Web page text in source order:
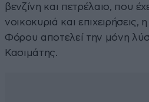
βενζίνη και πετρέλαιο, που
νοικοκυριά και επιχειρήσεις,
Φόρου αποτελεί την μόνη
Κασιμάτης.